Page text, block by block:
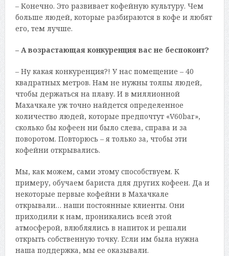
– Конечно. Это развивает кофейную культуру. Чем
больше людей, которые разбираются в кофе и любят
его, тем лучше.
– А возрастающая конкуренция вас не беспокоит?
– Ну какая конкуренция?! У нас помещение – 40
квадратных метров. Нам не нужны толпы людей,
чтобы держаться на плаву. И в миллионной
Махачкале уж точно найдется определенное
количество людей, которые предпочтут «V60bar»,
сколько бы кофеен ни было слева, справа и за
поворотом. Повторюсь – я только за, чтобы эти
кофейни открывались.
Мы, как можем, сами этому способствуем. К
примеру, обучаем бариста для других кофеен. Да и
некоторые первые кофейни в Махачкале
открывали… наши постоянные клиенты. Они
приходили к нам, проникались всей этой
атмосферой, влюблялись в напиток и решали
открыть собственную точку. Если им была нужна
наша поддержка, мы ее оказывали.